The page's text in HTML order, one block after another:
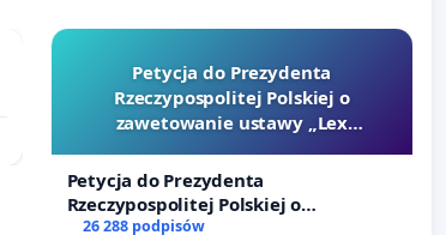
Petycja do Prezydenta
Rzeczypospolitej Polskiej o
zawetowanie ustawy „Lex
Petycja do Prezydenta
Rzeczypospolitej Polskiej o
zawetowanie ustawy „Lex Szarlatan”
26 288 podpisów